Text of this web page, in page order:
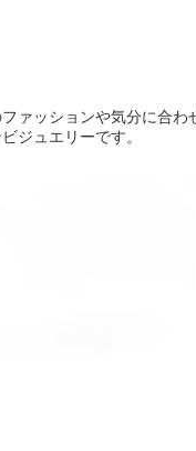
ァッションや気分に合わ
ジュエリーです。